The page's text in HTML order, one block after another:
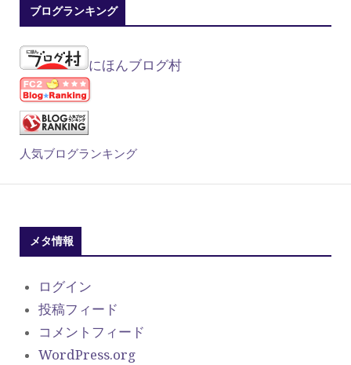
ブログランキング
にほんブログ村
人気ブログランキング
メタ情報
ログイン
投稿フィード
コメントフィード
WordPress.org